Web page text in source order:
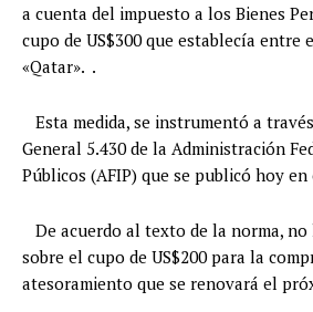
a cuenta del impuesto a los Bienes
cupo de US$300 que establecía entre
«Qatar». .
Esta medida, se instrumentó a
General 5.430 de la Administración
Públicos (AFIP) que se publicó hoy
De acuerdo al texto de la norma, no
sobre el cupo de US$200 para la
atesoramiento que se renovará el